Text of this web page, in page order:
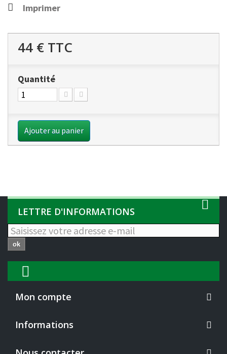
Imprimer
44 € TTC
Quantité
Ajouter au panier
LETTRE D'INFORMATIONS
ok
Mon compte
Informations